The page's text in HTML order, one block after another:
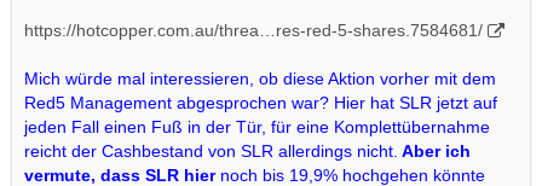
https://hotcopper.com.au/threa…res-red-5-shares.7584681/
Mich würde mal interessieren, ob diese Aktion vorher mit dem
Red5 Management abgesprochen war? Hier hat SLR jetzt auf
jeden Fall einen Fuß in der Tür, für eine Komplettübernahme
reicht der Cashbestand von SLR allerdings nicht. Aber ich
vermute, dass SLR hiernoch bis 19,9% hochgehen könnte